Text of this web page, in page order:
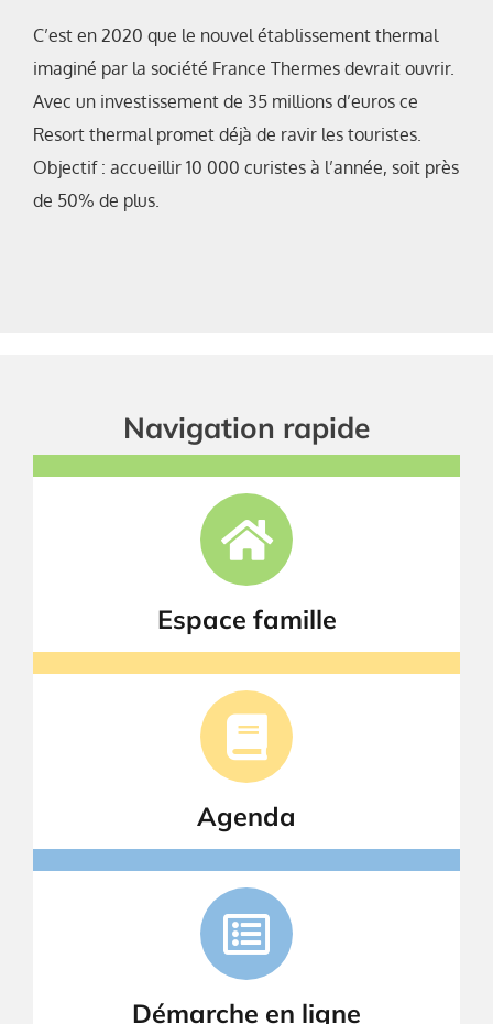
C’est en 2020 que le nouvel établissement thermal
imaginé par la société France Thermes devrait ouvrir.
Avec un investissement de 35 millions d’euros ce
Resort thermal promet déjà de ravir les touristes.
Objectif : accueillir 10 000 curistes à l’année, soit près
de 50% de plus.
Navigation rapide
Espace famille
Agenda
Démarche en ligne